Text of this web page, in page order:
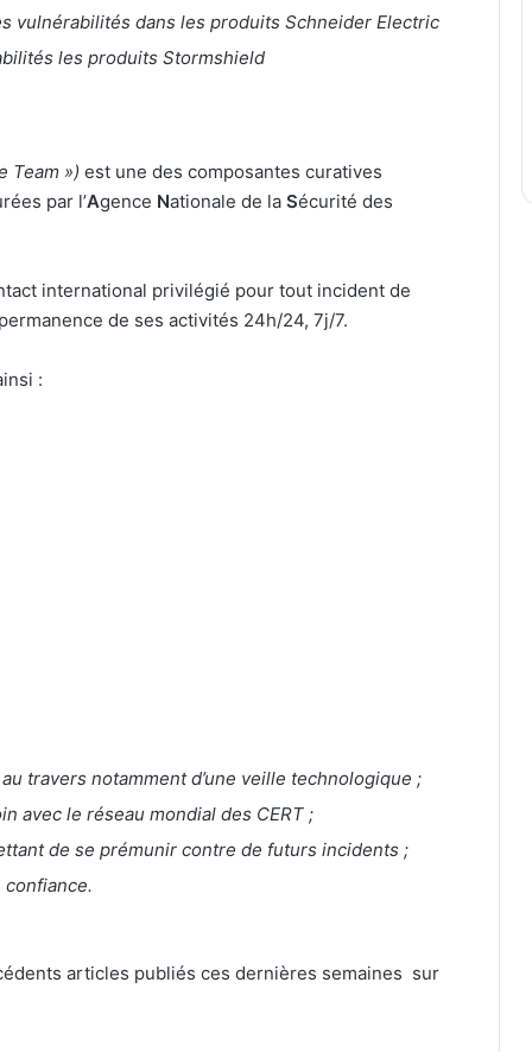
vulnérabilités dans les produits Schneider Electric
les produits Stormshield
Team ») est une des composantes curatives
par l’Agence Nationale de la Sécurité des
international privilégié pour tout incident de
de ses activités 24h/24, 7j/7.
:
travers notamment d’une veille technologique ;
avec le réseau mondial des CERT ;
de se prémunir contre de futurs incidents ;
confiance.
articles publiés ces dernières semaines sur